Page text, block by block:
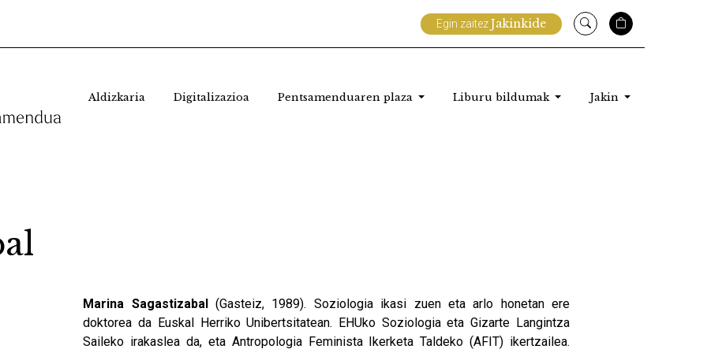
Egin zaitezJakinkide
Aldizkaria Digitalizazioa Pentsamenduaren plaza Liburu bildumak Jakin
Marina Sagastizabal(Gasteiz, 1989). Soziologia ikasi zuen eta arlo honetan ere
doktorea da Euskal Herriko Unibertsitatean. EHUko Soziologia eta Gizarte Langintza
Saileko irakaslea da, eta Antropologia Feminista Ikerketa Taldeko (AFIT) ikertzailea.